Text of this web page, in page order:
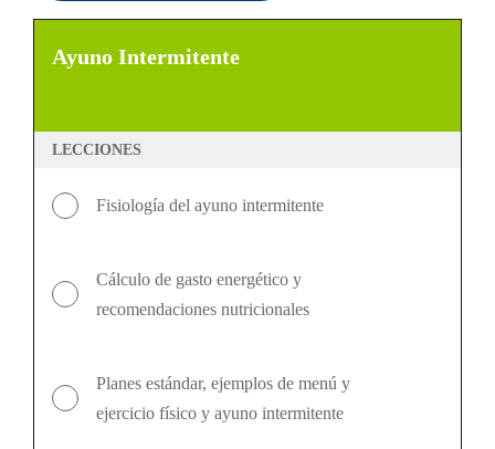
Ayuno Intermitente
LECCIONES
Fisiología del ayuno intermitente
Cálculo de gasto energético y
recomendaciones nutricionales
Planes estándar, ejemplos de menú y
ejercicio físico y ayuno intermitente